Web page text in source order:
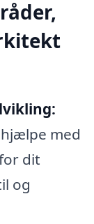
med
dit
og